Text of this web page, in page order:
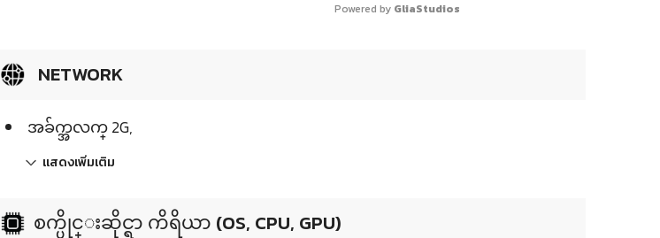
Powered by GliaStudios
NETWORK
အခ်က္အလက္ 2G,
แสดงเพิ่มเติม
စက္ပိုင္းဆိုင္ရာ ကိရိယာ (OS, CPU, GPU)